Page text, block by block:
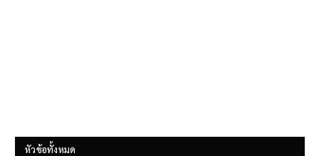
หัวข้อทั้งหมด